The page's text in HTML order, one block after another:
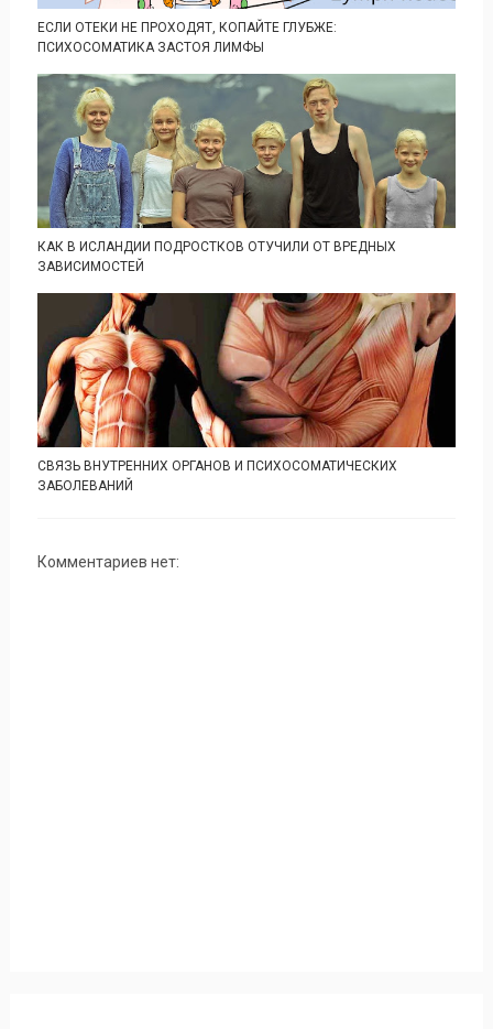
ЕСЛИ ОТЕКИ НЕ ПРОХОДЯТ, КОПАЙТЕ ГЛУБЖЕ:
ПСИХОСОМАТИКА ЗАСТОЯ ЛИМФЫ
КАК В ИСЛАНДИИ ПОДРОСТКОВ ОТУЧИЛИ ОТ ВРЕДНЫХ
ЗАВИСИМОСТЕЙ
СВЯЗЬ ВНУТРЕННИХ ОРГАНОВ И ПСИХОСОМАТИЧЕСКИХ
ЗАБОЛЕВАНИЙ
Комментариев нет: